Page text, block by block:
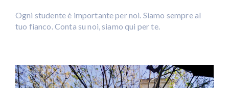
Ogni studente è importante per noi. Siamo sempre al
tuo fianco. Conta su noi, siamo qui per te.